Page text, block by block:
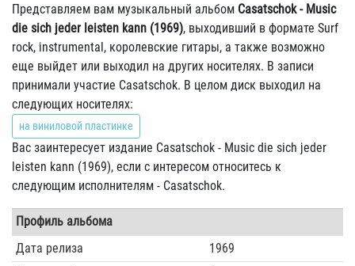
Представляем вам музыкальный альбом Casatschok - Music
die sich jeder leisten kann (1969), выходивший в формате Surf
rock, instrumental, королевские гитары, а также возможно
еще выйдет или выходил на других носителях. В записи
принимали участие Casatschok. В целом диск выходил на
следующих носителях:
на виниловой пластинке
Вас заинтересует издание Casatschok - Music die sich jeder
leisten kann (1969), если с интересом относитесь к
следующим исполнителям - Casatschok.
Профиль альбома
Дата релиза
1969